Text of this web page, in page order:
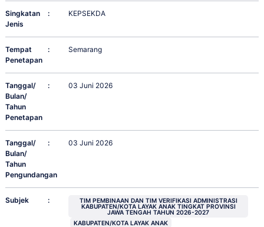
Singkatan
Jenis
: KEPSEKDA
Tempat
Penetapan
: Semarang
Tanggal/
Bulan/
Tahun
Penetapan
: 03 Juni 2026
Tanggal/
Bulan/
Tahun
Pengundangan
: 03 Juni 2026
Subjek :
TIM PEMBINAAN DAN TIM VERIFIKASI ADMINISTRASI
KABUPATEN/KOTA LAYAK ANAK TINGKAT PROVINSI
JAWA TENGAH TAHUN 2026-2027
KABUPATEN/KOTA LAYAK ANAK